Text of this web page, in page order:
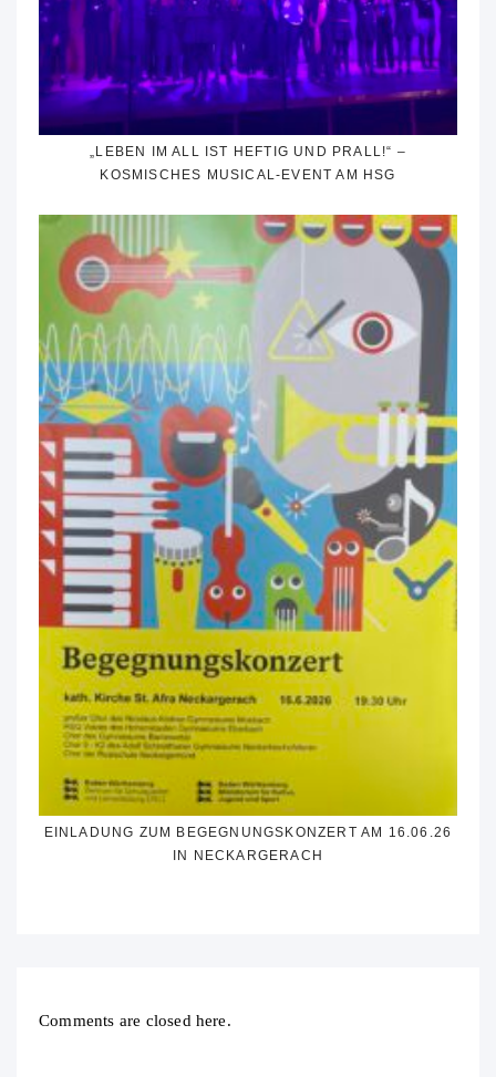
„LEBEN IM ALL IST HEFTIG UND PRALL!“ –
KOSMISCHES MUSICAL-EVENT AM HSG
EINLADUNG ZUM BEGEGNUNGSKONZERT AM 16.06.26
IN NECKARGERACH
Comments are closed here.